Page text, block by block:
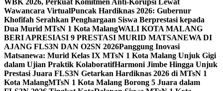
WBK 2026, Perkuat Komitmen Anti-Korupsi Lewat
Wawancara VirtualPuncak Hardiknas 2026: Gubernur
Khofifah Serahkan Penghargaan Siswa Berprestasi kepada
Dua Murid MTsN 1 Kota MalangWALI KOTA MALANG
BERI APRESIASI 9 PRESTASI MURID MATSANEWA DI
AJANG FLS3N DAN O2SN 2026Panggung Inovasi
Matsanewa: Murid Kelas IX MTsN 1 Kota Malang Unjuk Gigi
dalam Ujian Praktik KolaboratifHarmoni Jimbe Hingga Unjuk
Prestasi Juara FLS3N Getarkan Hardiknas 2026 di MTsN 1
Kota MalangMTsN 1 Kota Malang Borong 5 Juara dalam